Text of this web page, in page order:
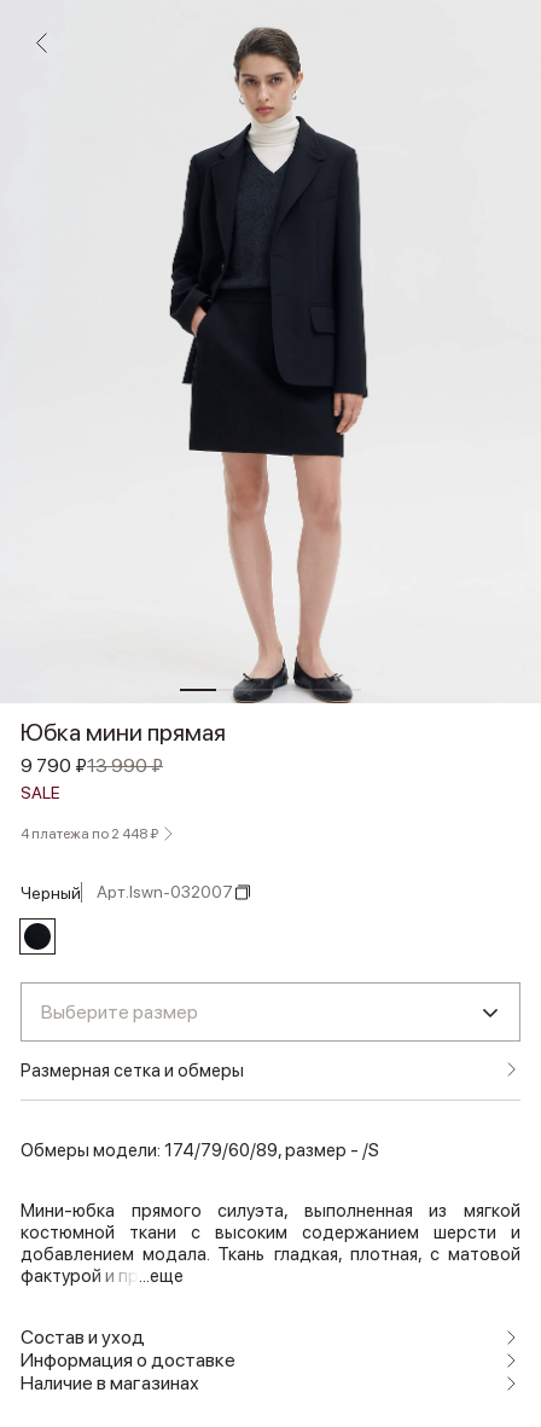
Юбка мини прямая
9 790 ₽13 990 ₽
SALE
4 платежа по 2 448 ₽
черный Арт.lswn-032007
Выберите размер
Размерная сетка и обмеры
Обмеры модели: 174/79/60/89, размер - /S
Мини-юбка прямого силуэта, выполненная из мягкой
костюмной ткани с высоким содержанием шерсти и
добавлением модала. Ткань гладкая, плотная, с матовой
фактурой и пр ...еще
Состав и уход
Информация о доставке
Наличие в магазинах